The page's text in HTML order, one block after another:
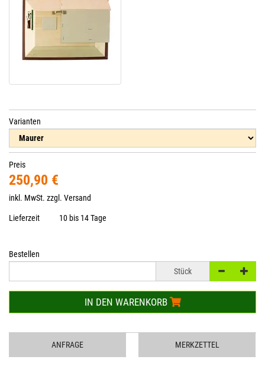
Varianten
Preis
250,90 €
inkl. MwSt. zzgl. Versand
Lieferzeit 10 bis 14 Tage
Bestellen
Stück
IN DEN WARENKORB
ANFRAGE MERKZETTEL